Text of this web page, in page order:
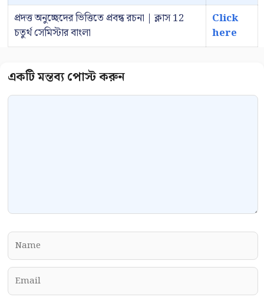
প্রদত্ত অনুচ্ছেদের ভিত্তিতে প্রবন্ধ রচনা | ক্লাস 12
চতুর্থ সেমিস্টার বাংলা
Click
here
Comment
Name
Email